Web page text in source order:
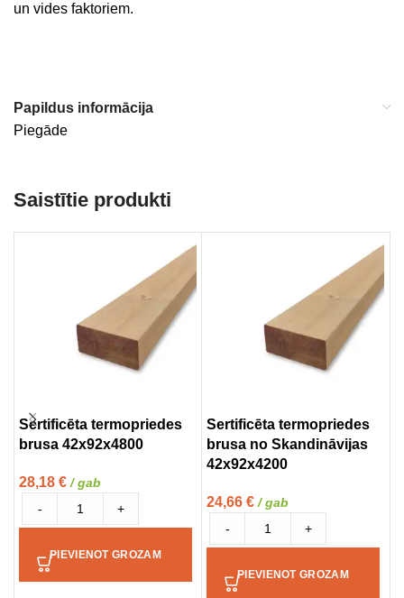
un vides faktoriem.
Papildus informācija
Piegāde
Saistītie produkti
Sertificēta termopriedes
brusa 42x92x4800
28,18 € / gab
-
+
PIEVIENOT GROZAM
Sertificēta termopriedes
brusa no Skandināvijas
42x92x4200
24,66 € / gab
-
+
PIEVIENOT GROZAM